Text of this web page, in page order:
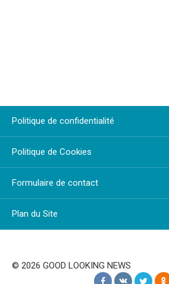
Politique de confidentialité
Politique de Cookies
Formulaire de contact
Plan du Site
© 2026 GOOD LOOKING NEWS